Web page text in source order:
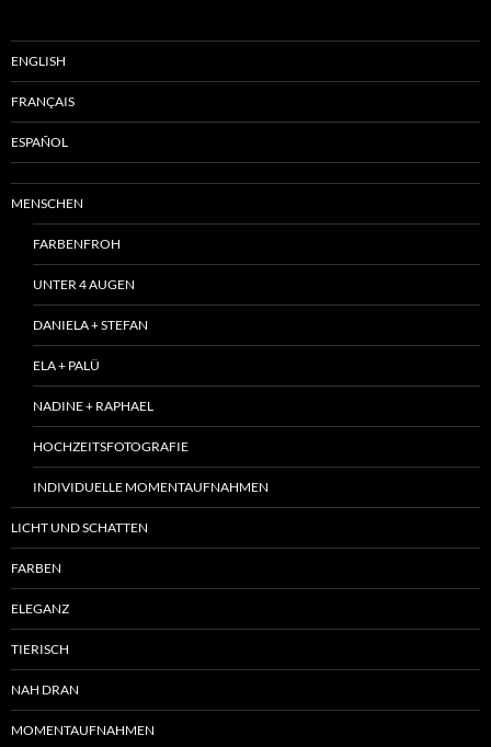
ENGLISH
FRANÇAIS
ESPAÑOL
MENSCHEN
FARBENFROH
UNTER 4 AUGEN
DANIELA + STEFAN
ELA + PALÜ
NADINE + RAPHAEL
HOCHZEITSFOTOGRAFIE
INDIVIDUELLE MOMENTAUFNAHMEN
LICHT UND SCHATTEN
FARBEN
ELEGANZ
TIERISCH
NAH DRAN
MOMENTAUFNAHMEN